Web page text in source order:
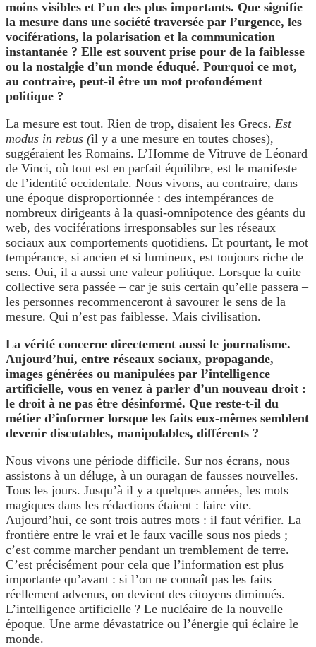
moins visibles et l’un des plus importants. Que signifie
la mesure dans une société traversée par l’urgence, les
vociférations, la polarisation et la communication
instantanée ? Elle est souvent prise pour de la faiblesse
ou la nostalgie d’un monde éduqué. Pourquoi ce mot,
au contraire, peut-il être un mot profondément
politique ?
La mesure est tout. Rien de trop, disaient les Grecs. Est
modus in rebus (il y a une mesure en toutes choses),
suggéraient les Romains. L’Homme de Vitruve de Léonard
de Vinci, où tout est en parfait équilibre, est le manifeste
de l’identité occidentale. Nous vivons, au contraire, dans
une époque disproportionnée : des intempérances de
nombreux dirigeants à la quasi-omnipotence des géants du
web, des vociférations irresponsables sur les réseaux
sociaux aux comportements quotidiens. Et pourtant, le mot
tempérance, si ancien et si lumineux, est toujours riche de
sens. Oui, il a aussi une valeur politique. Lorsque la cuite
collective sera passée – car je suis certain qu’elle passera –
les personnes recommenceront à savourer le sens de la
mesure. Qui n’est pas faiblesse. Mais civilisation.
La vérité concerne directement aussi le journalisme.
Aujourd’hui, entre réseaux sociaux, propagande,
images générées ou manipulées par l’intelligence
artificielle, vous en venez à parler d’un nouveau droit :
le droit à ne pas être désinformé. Que reste-t-il du
métier d’informer lorsque les faits eux-mêmes semblent
devenir discutables, manipulables, différents ?
Nous vivons une période difficile. Sur nos écrans, nous
assistons à un déluge, à un ouragan de fausses nouvelles.
Tous les jours. Jusqu’à il y a quelques années, les mots
magiques dans les rédactions étaient : faire vite.
Aujourd’hui, ce sont trois autres mots : il faut vérifier. La
frontière entre le vrai et le faux vacille sous nos pieds ;
c’est comme marcher pendant un tremblement de terre.
C’est précisément pour cela que l’information est plus
importante qu’avant : si l’on ne connaît pas les faits
réellement advenus, on devient des citoyens diminués.
L’intelligence artificielle ? Le nucléaire de la nouvelle
époque. Une arme dévastatrice ou l’énergie qui éclaire le
monde.